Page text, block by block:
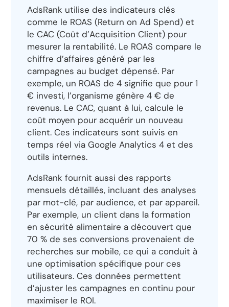
AdsRank utilise des indicateurs clés
comme le ROAS (Return on Ad Spend) et
le CAC (Coût d’Acquisition Client) pour
mesurer la rentabilité. Le ROAS compare le
chiffre d’affaires généré par les
campagnes au budget dépensé. Par
exemple, un ROAS de 4 signifie que pour 1
€ investi, l’organisme génère 4 € de
revenus. Le CAC, quant à lui, calcule le
coût moyen pour acquérir un nouveau
client. Ces indicateurs sont suivis en
temps réel via Google Analytics 4 et des
outils internes.
AdsRank fournit aussi des rapports
mensuels détaillés, incluant des analyses
par mot-clé, par audience, et par appareil.
Par exemple, un client dans la formation
en sécurité alimentaire a découvert que
70 % de ses conversions provenaient de
recherches sur mobile, ce qui a conduit à
une optimisation spécifique pour ces
utilisateurs. Ces données permettent
d’ajuster les campagnes en continu pour
maximiser le ROI.